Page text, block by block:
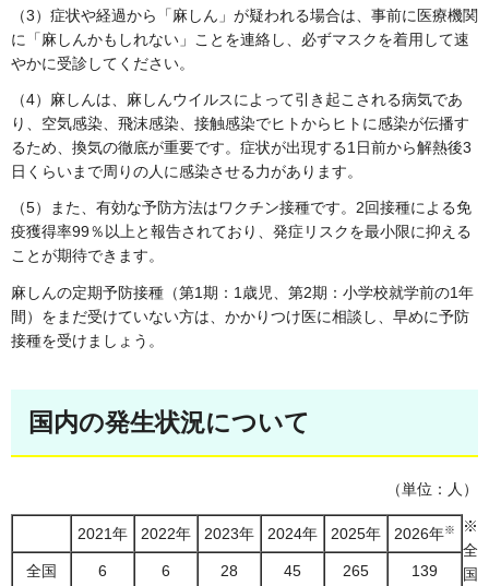
（3）症状や経過から「麻しん」が疑われる場合は、事前に医療機関
に「麻しんかもしれない」ことを連絡し、必ずマスクを着用して速
やかに受診してください。
（4）麻しんは、麻しんウイルスによって引き起こされる病気であ
り、空気感染、飛沫感染、接触感染でヒトからヒトに感染が伝播す
るため、換気の徹底が重要です。症状が出現する1日前から解熱後3
日くらいまで周りの人に感染させる力があります。
（5）また、有効な予防方法はワクチン接種です。2回接種による免
疫獲得率99％以上と報告されており、発症リスクを最小限に抑える
ことが期待できます。
麻しんの定期予防接種（第1期：1歳児、第2期：小学校就学前の1年
間）をまだ受けていない方は、かかりつけ医に相談し、早めに予防
接種を受けましょう。
国内の発生状況について
（単位：人）
2021年 2022年 2023年 2024年 2025年 2026年※
全国 6 6 28 45 265 139
※
全
国